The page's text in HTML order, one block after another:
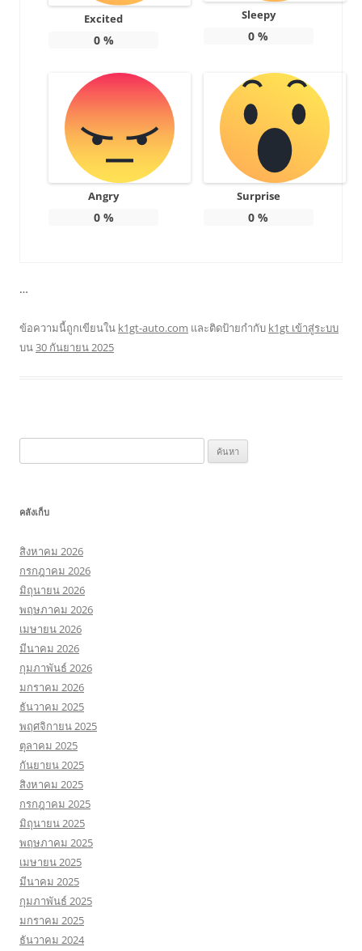
Excited
0%
Sleepy
0 %
Angry
0%
Surprise
0 %
…
ข้อความนี้ถูกเขียนใน k1gt-auto.com และติดป้ายกำกับ k1gt เข้าสู่ระบบ
บน30 กันยายน 2025
สำหรับ:
คลังเก็บ
สิงหาคม 2026
กรกฎาคม 2026
มิถุนายน 2026
พฤษภาคม 2026
เมษายน 2026
มีนาคม 2026
กุมภาพันธ์ 2026
มกราคม 2026
ธันวาคม 2025
พฤศจิกายน 2025
ตุลาคม 2025
กันยายน 2025
สิงหาคม 2025
กรกฎาคม 2025
มิถุนายน 2025
พฤษภาคม 2025
เมษายน 2025
มีนาคม 2025
กุมภาพันธ์ 2025
มกราคม 2025
ธันวาคม 2024